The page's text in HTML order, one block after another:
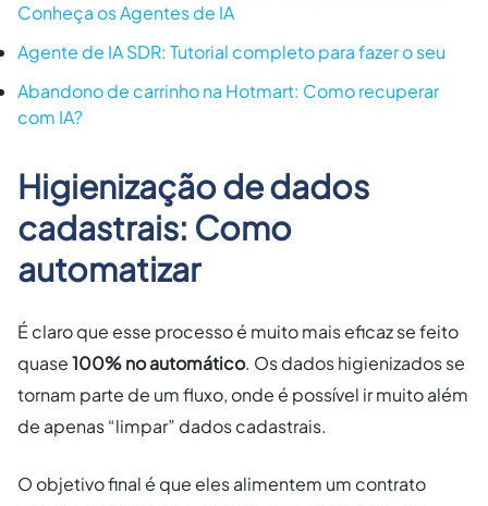
Conheça os Agentes de IA
Agente de IA SDR: Tutorial completo para fazer o seu
Abandono de carrinho na Hotmart: Como recuperar
com IA?
Higienização de dados
cadastrais: Como
automatizar
É claro que esse processo é muito mais eficaz se feito
quase100% no automático. Os dados higienizados se
tornam parte de um fluxo, onde é possível ir muito além
de apenas “limpar” dados cadastrais.
O objetivo final é que eles alimentem um contrato